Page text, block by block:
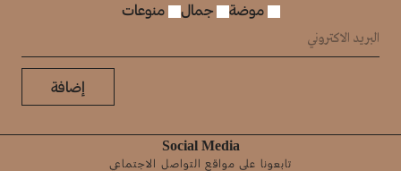
موضة جمال منوعات
إضافة
Social Media
تابعونا على مواقع التواصل الاجتماعي